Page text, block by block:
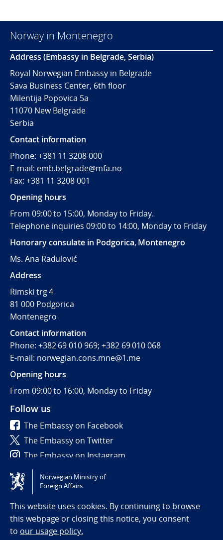
Norway in Montenegro
Address (Embassy in Belgrade, Serbia)
Royal Norwegian Embassy in Belgrade
Sava Business Center, 6th floor
Milentija Popovica 5a
11070 New Belgrade
Serbia
Contact information
Phone: +381 11 3208 000
E-mail: emb.belgrade@mfa.no
Fax: +381 11 3208 001
Opening hours
From 09:00 to 15:00, Monday to Friday.
Telephone inquiries 09:00 to 14:00, Monday to Friday
Honorary consulate in Podgorica, Montenegro
Ms. Ana Radulović
Address
Rimski trg 4
81 000 Podgorica
Montenegro
Contact information
Phone: +382 69 010 969; +382 69 010 068
E-mail: norwegian.cons.mne@1.me
Opening hours
From 09:00 to 16:00, Monday to Friday
Follow us
The Embassy on Facebook
The Embassy on Twitter
The Embassy on Instagram
Tilgjengelighetserklæring / Accessibility statement
(NO)
Norwegian Ministry of
Foreign Affairs
This website uses cookies. By continuing to browse
this webpage or closing this notice, you consent
to our usage policy.